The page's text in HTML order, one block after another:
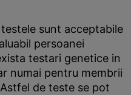
sunt acceptabile
persoanei
testari genetice in
numai pentru membrii
de teste se pot